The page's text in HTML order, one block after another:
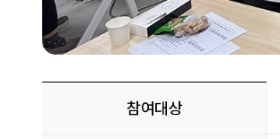
참여대상